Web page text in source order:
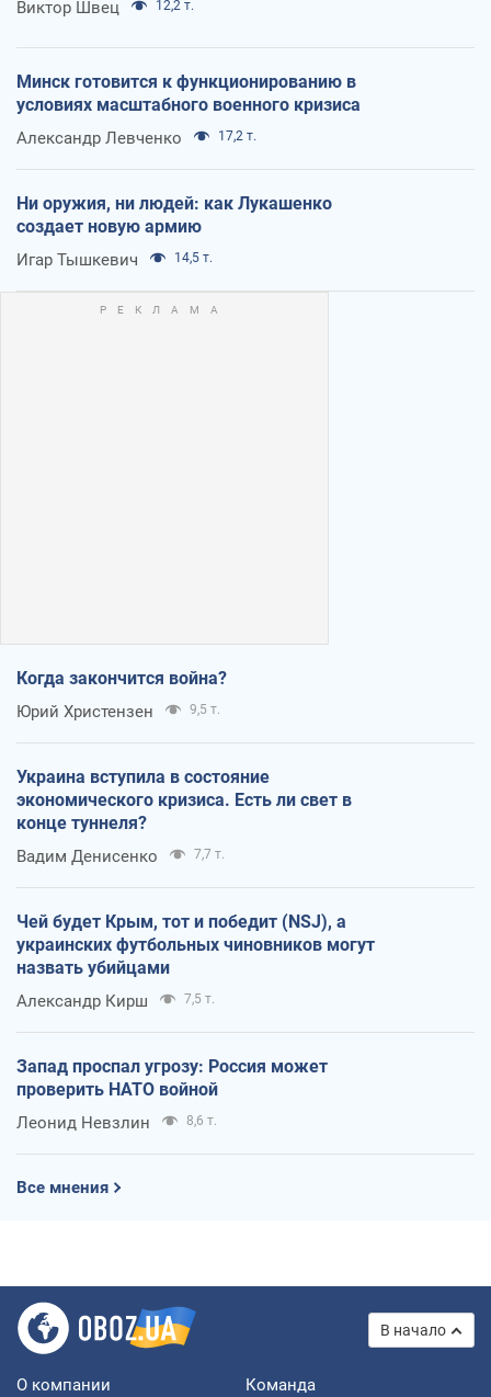
Виктор Швец 12,2 т.
Минск готовится к функционированию в
условиях масштабного военного кризиса
Александр Левченко 17,2 т.
Ни оружия, ни людей: как Лукашенко
создает новую армию
Игар Тышкевич 14,5 т.
Когда закончится война?
Юрий Христензен 9,5 т.
Украина вступила в состояние
экономического кризиса. Есть ли свет в
конце туннеля?
Вадим Денисенко 7,7 т.
Чей будет Крым, тот и победит (NSJ), а
украинских футбольных чиновников могут
назвать убийцами
Александр Кирш 7,5 т.
Запад проспал угрозу: Россия может
проверить НАТО войной
Леонид Невзлин 8,6 т.
Все мнения
В начало
О компании Команда